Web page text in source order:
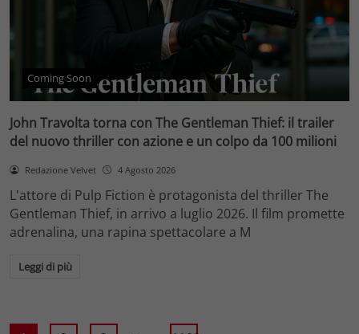
Coming Soon
John Travolta torna con The Gentleman Thief: il trailer
del nuovo thriller con azione e un colpo da 100 milioni
Redazione Velvet 4 Agosto 2026
L'attore di Pulp Fiction è protagonista del thriller The
Gentleman Thief, in arrivo a luglio 2026. Il film promette
adrenalina, una rapina spettacolare a M
Leggi di più